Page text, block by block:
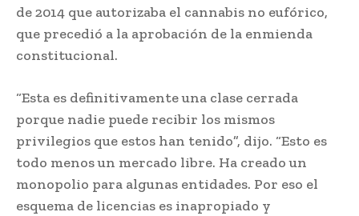
de 2014 que autorizaba el cannabis no eufórico,
que precedió a la aprobación de la enmienda
constitucional.
“Esta es definitivamente una clase cerrada
porque nadie puede recibir los mismos
privilegios que estos han tenido”, dijo. “Esto es
todo menos un mercado libre. Ha creado un
monopolio para algunas entidades. Por eso el
esquema de licencias es inapropiado y